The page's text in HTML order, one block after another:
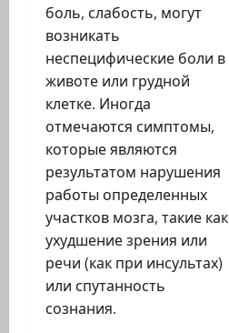
боль, слабость, могут
возникать
неспецифические боли в
животе или грудной
клетке. Иногда
отмечаются симптомы,
которые являются
результатом нарушения
работы определенных
участков мозга, такие как
ухудшение зрения или
речи (как при инсультах)
или спутанность
сознания.